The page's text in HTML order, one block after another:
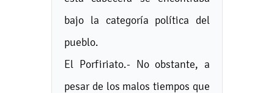
bajo la categoría política del
pueblo.
El Porfiriato.- No obstante, a
pesar de los malos tiempos que